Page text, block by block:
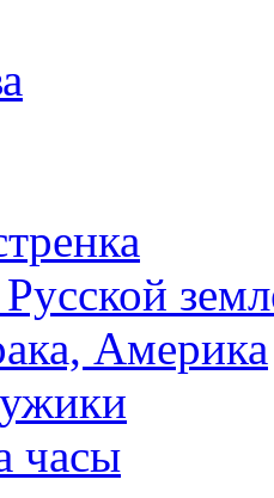
Америка
часы